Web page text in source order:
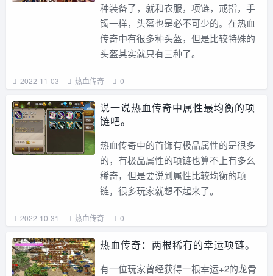
种装备了，就和衣服，项链，戒指，手
镯一样，头盔也是必不可少的。在热血
传奇中有很多种头盔，但是比较特殊的
头盔其实就只有三种了。
2022-11-03 热血传奇 0
说一说热血传奇中属性最均衡的项
链吧。
热血传奇中的首饰有极品属性的是很多
的，有极品属性的项链也算不上有多么
稀奇，但是要说到属性比较均衡的项
链，很多玩家就想不起来了。
2022-10-31 热血传奇 0
热血传奇：两根稀有的幸运项链。
有一位玩家曾经获得一根幸运+2的龙骨